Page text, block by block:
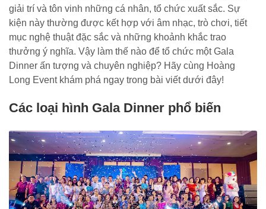
giải trí và tôn vinh những cá nhân, tổ chức xuất sắc. Sự
kiện này thường được kết hợp với âm nhạc, trò chơi, tiết
mục nghệ thuật đặc sắc và những khoảnh khắc trao
thưởng ý nghĩa. Vậy làm thế nào để tổ chức một Gala
Dinner ấn tượng và chuyên nghiệp? Hãy cùng Hoàng
Long Event khám phá ngay trong bài viết dưới đây!
Các loại hình Gala Dinner phổ biến